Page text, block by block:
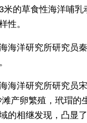
米的草食性海洋哺
性。
海洋研究所研究员
海洋研究所研究员
滩产卵繁殖，玳瑁
的相继发现，凸显